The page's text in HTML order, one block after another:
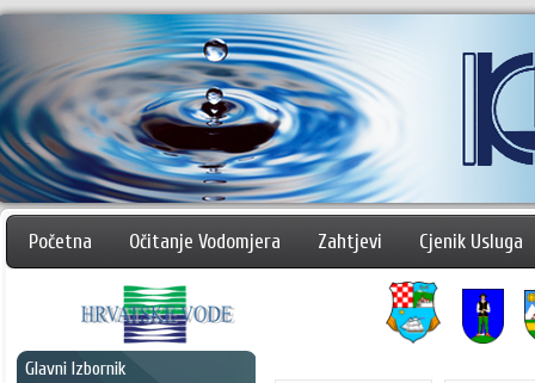
Početna Očitanje Vodomjera Zahtjevi Cjenik Usluga
Glavni Izbornik